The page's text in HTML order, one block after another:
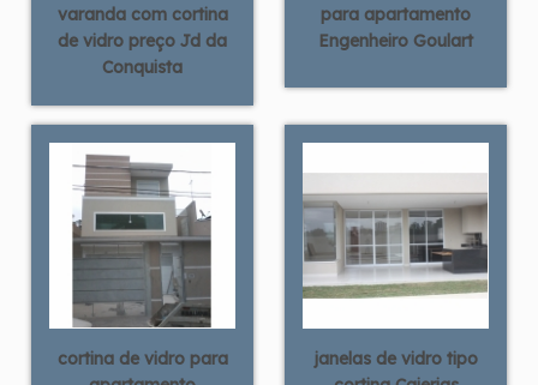
varanda com cortina
de vidro preço Jd da
Conquista
para apartamento
Engenheiro Goulart
cortina de vidro para
janelas de vidro tipo